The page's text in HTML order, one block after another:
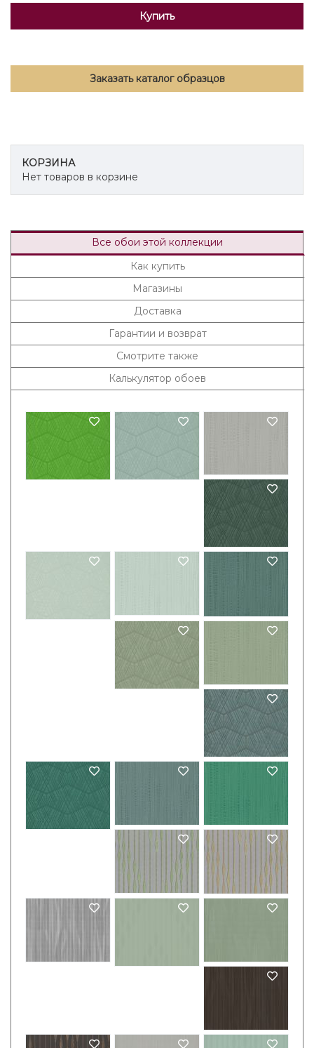
Купить
Заказать каталог образцов
КОРЗИНА
Нет товаров в корзине
Все обои этой коллекции
Как купить
Магазины
Доставка
Гарантии и возврат
Смотрите также
Калькулятор обоев